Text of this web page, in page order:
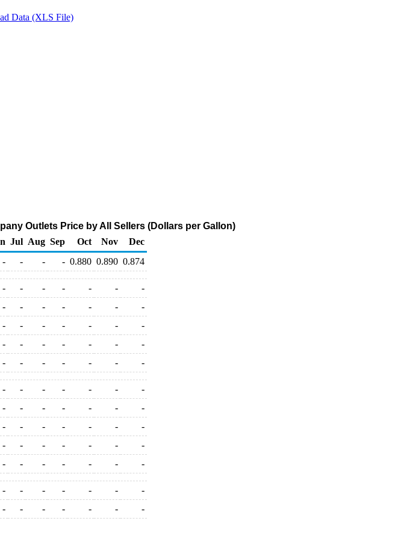
Data (XLS File)
Outlets Price by All Sellers (Dollars per Gallon)
Jul Aug Sep Oct Nov
Dec
- - - - 0.880 0.890 0.874
- - - - - -
-
- - - - - -
-
- - - - - -
-
- - - - - -
-
- - - - - - -
- - - - - -
-
- - - - - -
-
- - - - - -
-
- - - - - -
-
- - - - - - -
- - - - - -
-
- - - - - - -